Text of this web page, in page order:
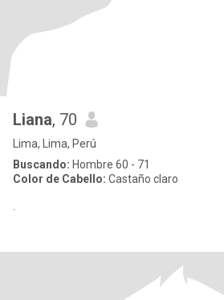
Liana, 70
Lima, Lima, Perú
Buscando: Hombre 60 - 71
Color de Cabello: Castaño claro